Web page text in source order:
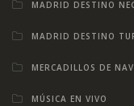
MADRID DESTINO
MADRID DESTINO
MERCADILLOS DE
MÚSICA EN VIVO